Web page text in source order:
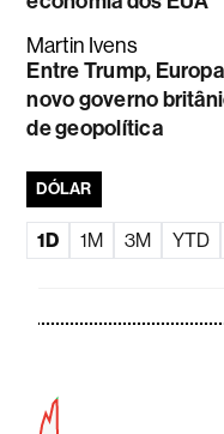
Martin Ivens
Entre Trump,
novo governo
de geopolítica
DÓLAR
1D 1M 3M YTD